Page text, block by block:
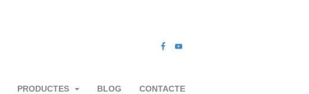
PRODUCTES BLOG CONTACTE